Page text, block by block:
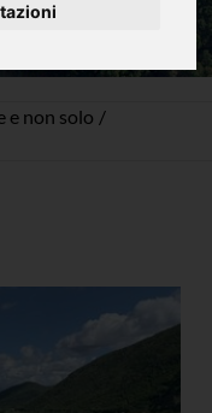
e non solo